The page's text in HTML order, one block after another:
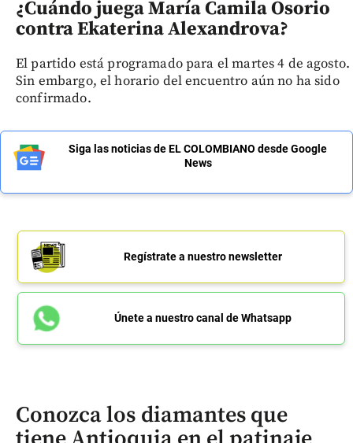
¿Cuándo juega María Camila Osorio
contra Ekaterina Alexandrova?
El partido está programado para el martes 4 de agosto.
Sin embargo, el horario del encuentro aún no ha sido
confirmado.
Siga las noticias de EL COLOMBIANO desde Google
News
Regístrate a nuestro newsletter
Únete a nuestro canal de Whatsapp
Conozca los diamantes que